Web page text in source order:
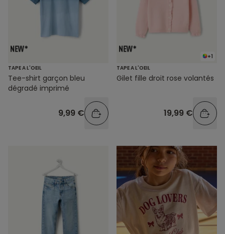
TAPE A L'OEIL
Tee-shirt garçon bleu
dégradé imprimé
9,99 €
+1
TAPE A L'OEIL
Gilet fille droit rose volantés
19,99 €